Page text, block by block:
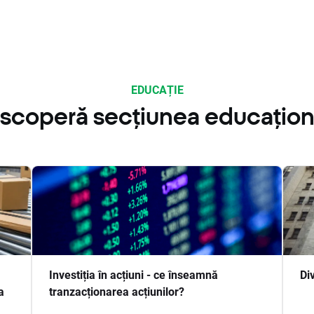
EDUCAȚIE
secțiunea
Investiția în acțiuni - ce înseamnă
tranzacționarea acțiunilor?